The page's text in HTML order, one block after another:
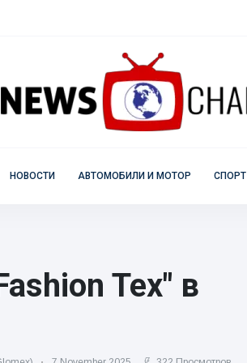
НОВОСТИ АВТОМОБИЛИ И МОТОР СПОРТ
Tex" в